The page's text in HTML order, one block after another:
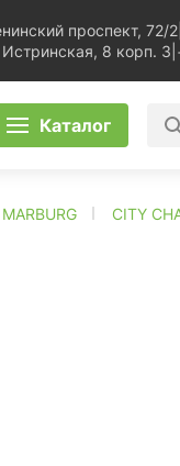
проспект, 72/2
8 корп. 3
Каталог
MARBURG CITY